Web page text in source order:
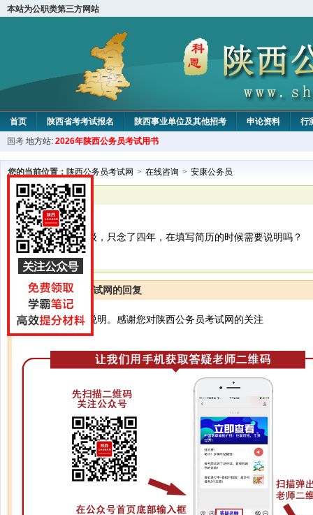
本站为公职类第三方网站
首页 陕西省考考试报名 陕西事业单位及其他招考 申论资料
行
国考 地方站: 2026年陕西公务员考试用书
您的当前位置： 陕西公务员考试网 > 在线咨询 > 安康公务员
已解决
安康公务员
你好，我小学跳级，只念了四年，在填写简历的时候需要说明吗？
陕西公务员考试网的回复
您好，建议写上说明。感谢您对陕西公务员考试网的关注